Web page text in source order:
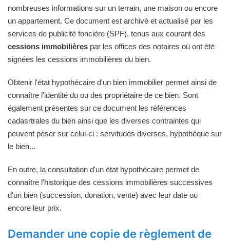
nombreuses informations sur un terrain, une maison ou encore
un appartement. Ce document est archivé et actualisé par les
services de publicité foncière (SPF), tenus aux courant des
cessions immobilières par les offices des notaires où ont été
signées les cessions immobilières du bien.
Obtenir l'état hypothécaire d'un bien immobilier permet ainsi de
connaître l'identité du ou des propriétaire de ce bien. Sont
également présentes sur ce document les références
cadasrtrales du bien ainsi que les diverses contraintes qui
peuvent peser sur celui-ci : servitudes diverses, hypothèque sur
le bien...
En outre, la consultation d'un état hypothécaire permet de
connaître l'historique des cessions immobilières successives
d'un bien (succession, donation, vente) avec leur date ou
encore leur prix.
Demander une copie de règlement de